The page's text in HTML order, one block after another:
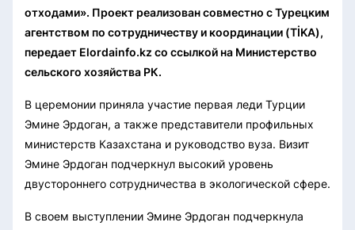
отходами». Проект реализован совместно с Турецким
агентством по сотрудничеству и координации (TİKA),
передает Elordainfo.kz со ссылкой на Министерство
сельского хозяйства РК.
В церемонии приняла участие первая леди Турции
Эмине Эрдоган, а также представители профильных
министерств Казахстана и руководство вуза. Визит
Эмине Эрдоган подчеркнул высокий уровень
двустороннего сотрудничества в экологической сфере.
В своем выступлении Эмине Эрдоган подчеркнула